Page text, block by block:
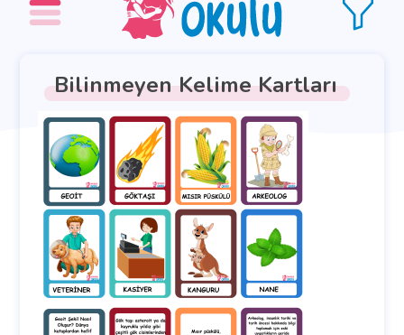
Bilinmeyen Kelime Kartları